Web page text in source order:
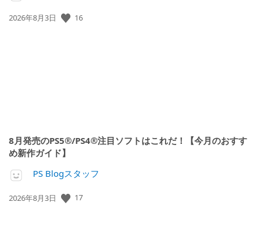
公
2026年8月3日 16
8月発売のPS5®/PS4®注目ソフトはこれだ！【今月のおすす
め新作ガイド】
PS Blogスタッフ
公
2026年8月3日 17